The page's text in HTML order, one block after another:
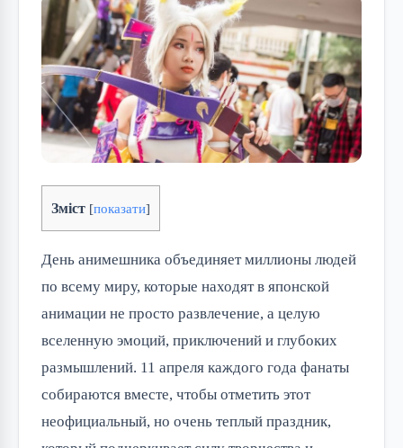
Зміст [показати]
День анимешника объединяет миллионы людей
по всему миру, которые находят в японской
анимации не просто развлечение, а целую
вселенную эмоций, приключений и глубоких
размышлений. 11 апреля каждого года фанаты
собираются вместе, чтобы отметить этот
неофициальный, но очень теплый праздник,